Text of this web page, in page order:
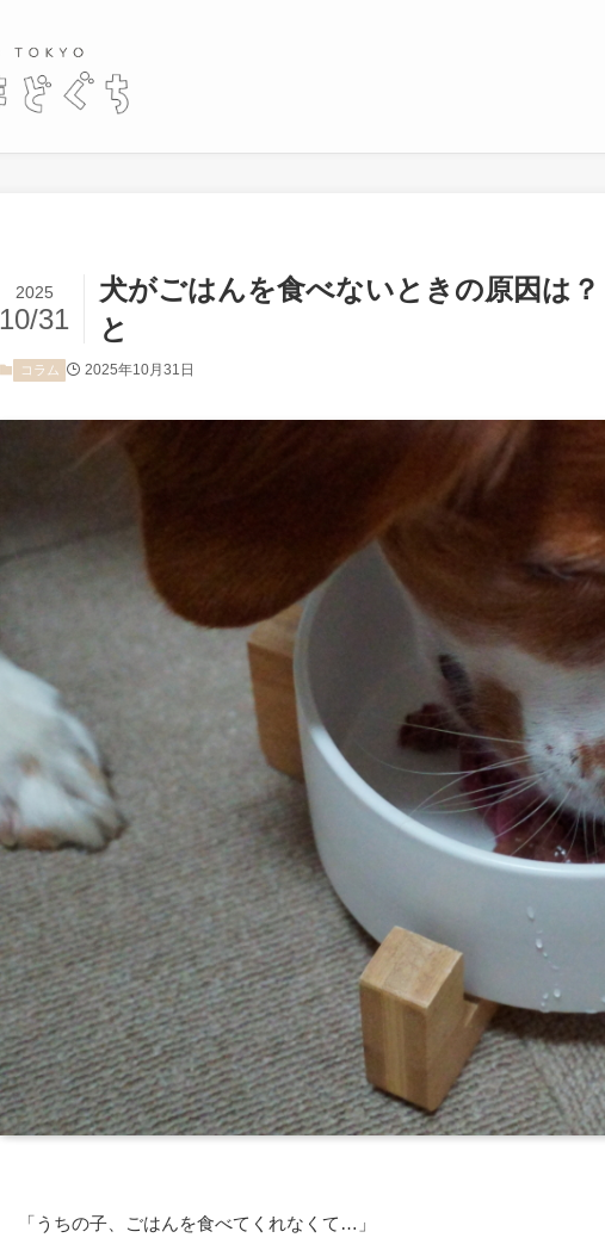
犬がごはんを食べないときの原因は
と
2025
10/31
コラム 2025年10月31日
「うちの子、ごはんを食べてくれなくて…」